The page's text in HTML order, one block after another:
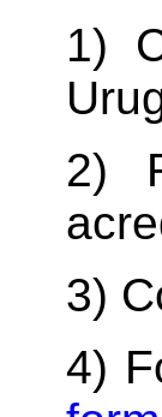
1)
2)
3)
4)